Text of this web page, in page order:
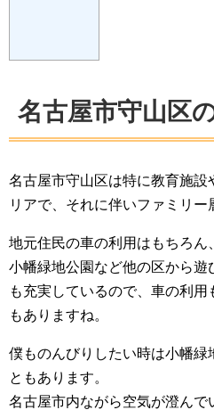
名古屋市守山区
名古屋市守山区は特に教育施設
リアで、それに伴いファミリー
地元住民の車の利用はもちろ
小幡緑地公園など他の区から遊
も充実しているので、車の利
もありますね。
僕ものんびりしたい時は小幡緑
ともあります。
名古屋市内ながら空気が澄んで